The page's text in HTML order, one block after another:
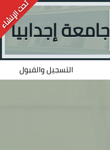
جامعة إجدابيا
التسجيل والقبول